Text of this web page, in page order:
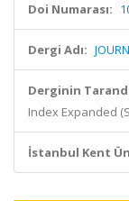
Doi Numarası:
Dergi Adı:
Derginin
Index Expanded
İstanbul Kent